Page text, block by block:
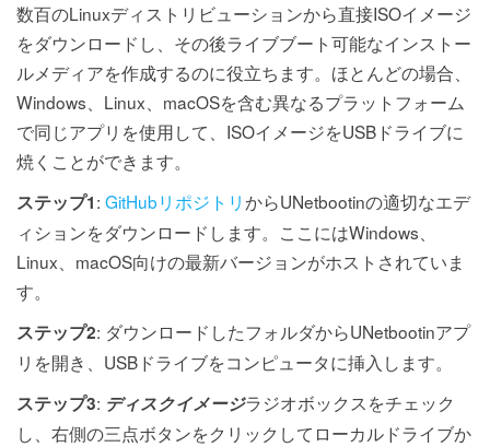
数百のLinuxディストリビューションから直接ISOイメージ
をダウンロードし、その後ライブブート可能なインストー
ルメディアを作成するのに役立ちます。ほとんどの場合、
Windows、Linux、macOSを含む異なるプラットフォーム
で同じアプリを使用して、ISOイメージをUSBドライブに
焼くことができます。
ステップ1: GitHubリポジトリからUNetbootinの適切なエデ
ィションをダウンロードします。ここにはWindows、
Linux、macOS向けの最新バージョンがホストされていま
す。
ステップ2: ダウンロードしたフォルダからUNetbootinアプ
リを開き、USBドライブをコンピュータに挿入します。
ステップ3: ディスクイメージラジオボックスをチェック
し、右側の三点ボタンをクリックしてローカルドライブか